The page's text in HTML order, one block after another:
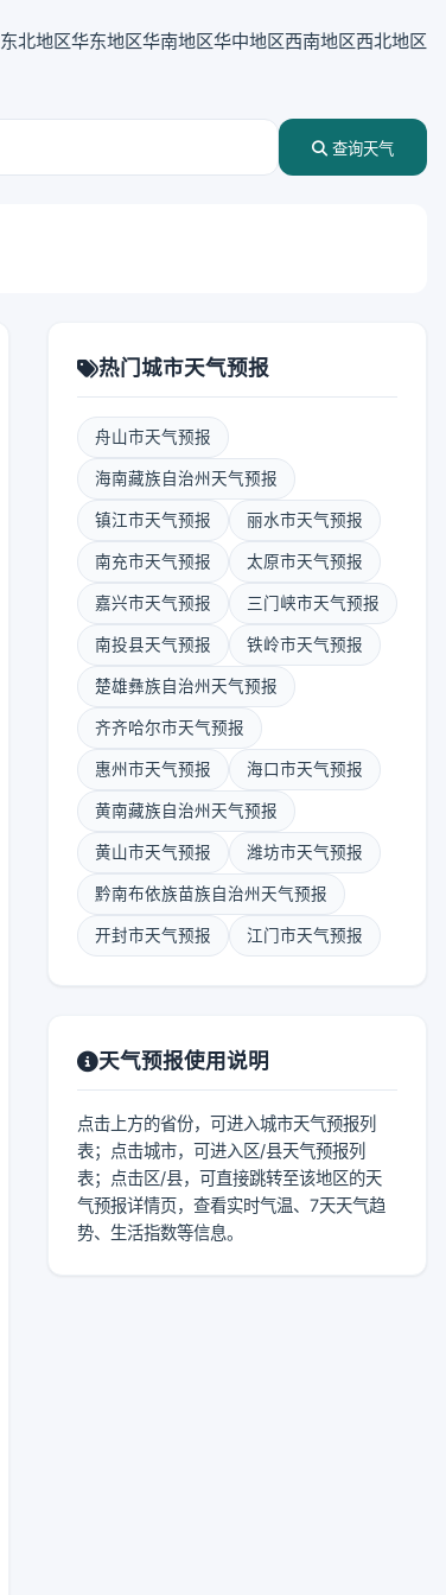
东北地区华东地区华南地区华中地区西南地区西北地区
查询天气
热门城市天气预报
舟山市天气预报
海南藏族自治州天气预报
镇江市天气预报 丽水市天气预报
南充市天气预报 太原市天气预报
嘉兴市天气预报 三门峡市天气预报
南投县天气预报 铁岭市天气预报
楚雄彝族自治州天气预报
齐齐哈尔市天气预报
惠州市天气预报 海口市天气预报
黄南藏族自治州天气预报
黄山市天气预报 潍坊市天气预报
黔南布依族苗族自治州天气预报
开封市天气预报 江门市天气预报
天气预报使用说明
点击上方的省份，可进入城市天气预报列
表；点击城市，可进入区/县天气预报列
表；点击区/县，可直接跳转至该地区的天
气预报详情页，查看实时气温、7天天气趋
势、生活指数等信息。